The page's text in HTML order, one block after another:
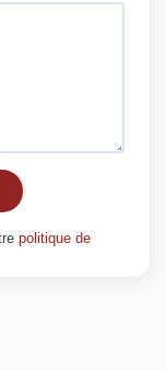
politique de